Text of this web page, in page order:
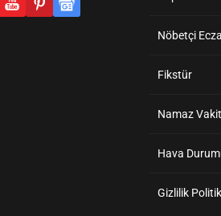
Nöbetçi
Fikstür
Namaz
Hava
Gizlilik